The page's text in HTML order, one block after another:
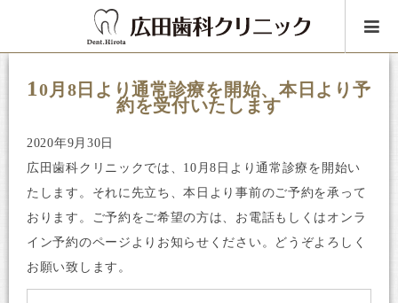
10月8日より通常診療を開始、本日より予
約を受付いたします
2020年9月30日
広田歯科クリニックでは、10月8日より通常診療を開始い
たします。それに先立ち、本日より事前のご予約を承って
おります。ご予約をご希望の方は、お電話もしくはオンラ
イン予約のページよりお知らせください。どうぞよろしく
お願い致します。